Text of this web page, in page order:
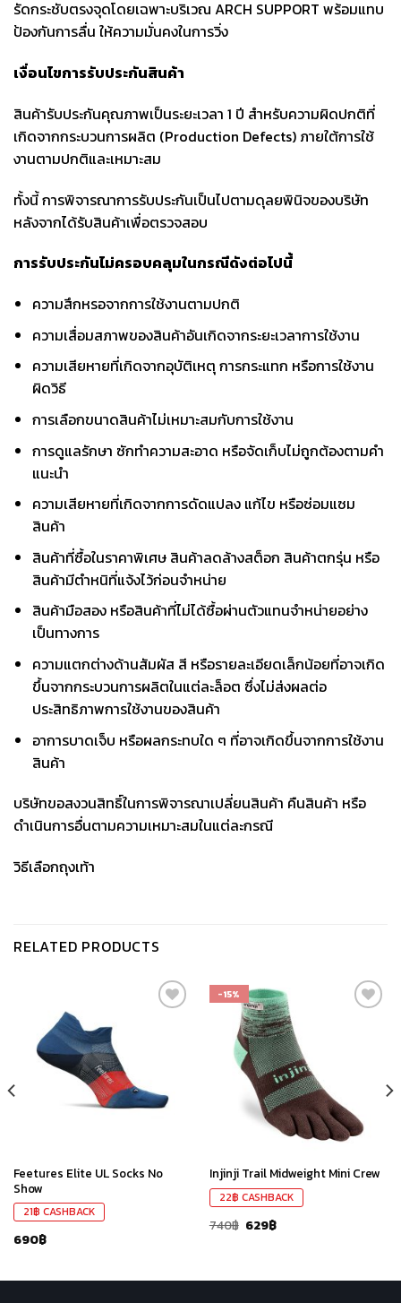
รัดกระชับตรงจุดโดยเฉพาะบริเวณ ARCH SUPPORT พร้อมแทบ
ป้องกันการลื่น ให้ความมั่นคงในการวิ่ง
เงื่อนไขการรับประกันสินค้า
สินค้ารับประกันคุณภาพเป็นระยะเวลา 1 ปี สำหรับความผิดปกติที่
เกิดจากกระบวนการผลิต (Production Defects) ภายใต้การใช้
งานตามปกติและเหมาะสม
ทั้งนี้ การพิจารณาการรับประกันเป็นไปตามดุลยพินิจของบริษัท
หลังจากได้รับสินค้าเพื่อตรวจสอบ
การรับประกันไม่ครอบคลุมในกรณีดังต่อไปนี้
ความสึกหรอจากการใช้งานตามปกติ
ความเสื่อมสภาพของสินค้าอันเกิดจากระยะเวลาการใช้งาน
ความเสียหายที่เกิดจากอุบัติเหตุ การกระแทก หรือการใช้งาน
ผิดวิธี
การเลือกขนาดสินค้าไม่เหมาะสมกับการใช้งาน
การดูแลรักษา ซักทำความสะอาด หรือจัดเก็บไม่ถูกต้องตามคำ
แนะนำ
ความเสียหายที่เกิดจากการดัดแปลง แก้ไข หรือซ่อมแซม
สินค้า
สินค้าที่ซื้อในราคาพิเศษ สินค้าลดล้างสต็อก สินค้าตกรุ่น หรือ
สินค้ามีตำหนิที่แจ้งไว้ก่อนจำหน่าย
สินค้ามือสอง หรือสินค้าที่ไม่ได้ซื้อผ่านตัวแทนจำหน่ายอย่าง
เป็นทางการ
ความแตกต่างด้านสัมผัส สี หรือรายละเอียดเล็กน้อยที่อาจเกิด
ขึ้นจากกระบวนการผลิตในแต่ละล็อต ซึ่งไม่ส่งผลต่อ
ประสิทธิภาพการใช้งานของสินค้า
อาการบาดเจ็บ หรือผลกระทบใด ๆ ที่อาจเกิดขึ้นจากการใช้งาน
สินค้า
บริษัทขอสงวนสิทธิ์ในการพิจารณาเปลี่ยนสินค้า คืนสินค้า หรือ
ดำเนินการอื่นตามความเหมาะสมในแต่ละกรณี
วิธีเลือกถุงเท้า
RELATED PRODUCTS
Feetures Elite UL Socks No
Show
21฿ CASHBACK
690฿
-15%
Injinji Trail Midweight Mini Crew
22฿ CASHBACK
740฿ 629฿